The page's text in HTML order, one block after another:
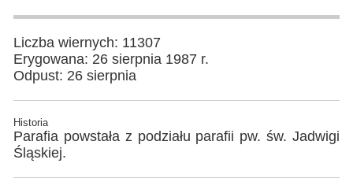
Liczba wiernych: 11307
Erygowana: 26 sierpnia 1987 r.
Odpust: 26 sierpnia
Historia
Parafia powstała z podziału parafii pw. św. Jadwigi
Śląskiej.